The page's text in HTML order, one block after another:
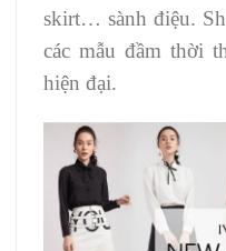
skirt… sành điệu.
các mẫu đầm thời
hiện đại.